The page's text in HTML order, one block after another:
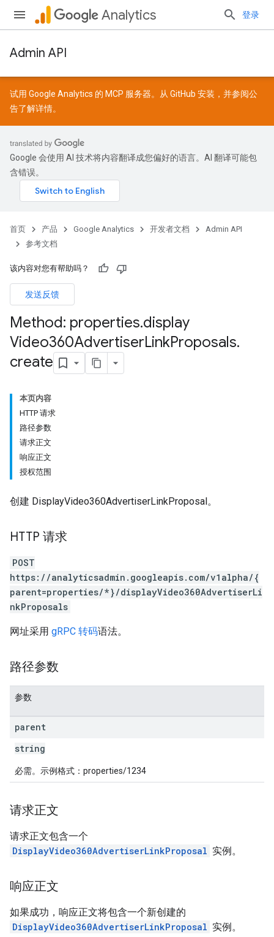
Analytics 登录
Admin API
试用 Google Analytics 的 MCP 服务器。从 GitHub 安装，并参阅公
告了解详情。
Google 会使用 AI 技术将内容翻译成您偏好的语言。AI 翻译可能包
含错误。
首页 产品 Google Analytics 开发者文档
Admin API
参考文档
该内容对您有帮助吗？
发送反馈
Method: properties.display
Video360AdvertiserLinkProposals.
create
本页内容
HTTP 请求
路径参数
请求正文
响应正文
授权范围
创建 DisplayVideo360AdvertiserLinkProposal。
HTTP 请求
POST
https://analyticsadmin.googleapis.com/v1alpha/{
parent=properties/*}/displayVideo360AdvertiserLi
nkProposals
网址采用 gRPC 转码语法。
路径参数
参数
parent
string
必需。示例格式：properties/1234
请求正文
请求正文包含一个
DisplayVideo360AdvertiserLinkProposal 实例。
响应正文
如果成功，响应正文将包含一个新创建的
DisplayVideo360AdvertiserLinkProposal 实例。